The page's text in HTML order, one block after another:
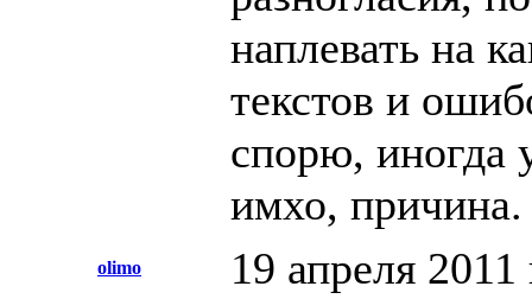
наплевать на
текстов и
спорю, иногда
имхо, причина.
olimo
19 апреля